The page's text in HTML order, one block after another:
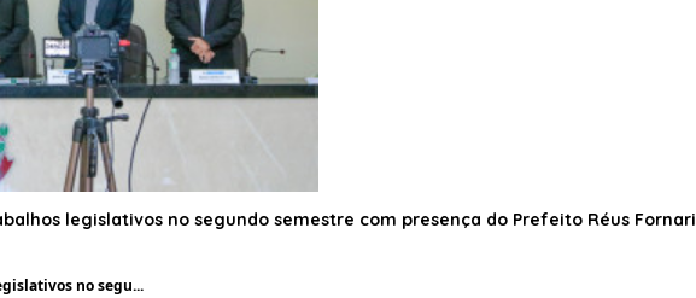
legislativos no segundo semestre com presença do Prefeito Réus Fornari
no segu...